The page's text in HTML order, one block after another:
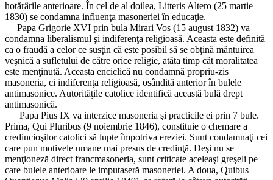
hotărârile anterioare. În cel de al doilea, Litteris Altero (25 martie
1830) se condamna influenţa masoneriei în educaţie.
Papa Grigorie XVI prin bula Mirari Vos (15 august 1832) va
condamna liberalismul şi indiferenţa religioasă. Aceasta este definită
ca o fraudă a celor ce susţin că este posibil să se obţină mântuirea
veşnică a sufletului de către orice religie, atâta timp cât moralitatea
este menţinută. Aceasta enciclică nu condamnă propriu-zis
masoneria, ci indiferenţa religioasă, osândită anterior în bulele
antimasonice. Autorităţile catolice identifică această bulă drept
antimasonică.
Papa Pius IX va interzice masoneria şi practicile ei prin 7 bule.
Prima, Qui Pluribus (9 noiembrie 1846), constituie o chemare a
credincioşilor catolici să lupte împotriva ereziei. Sunt condamnaţi cei
care pun motivele umane mai presus de credinţă. Deşi nu se
menţioneză direct francmasoneria, sunt criticate aceleaşi greşeli pe
care bulele anterioare le imputaseră masoneriei. A doua, Quibus